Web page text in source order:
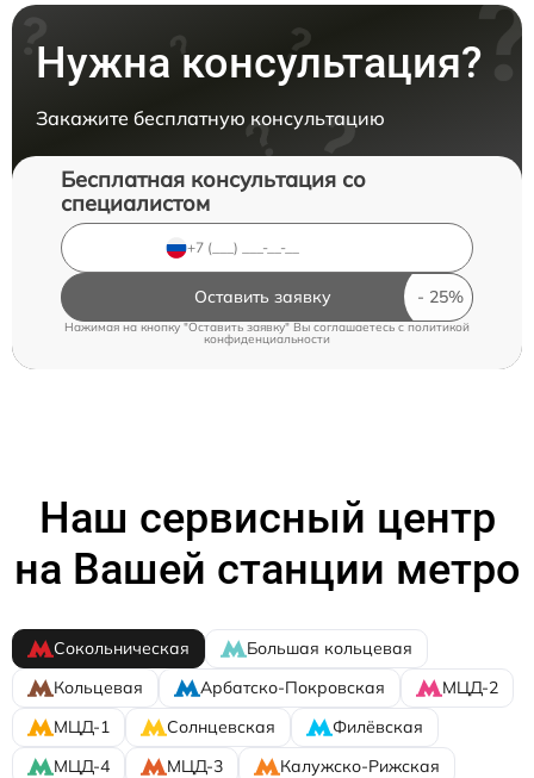
Нужна консультация?
Закажите бесплатную консультацию
Бесплатная консультация со
специалистом
Оставить заявку
Нажимая на кнопку "Оставить заявку" Вы соглашаетесь cполитикой
конфиденциальности
Наш сервисный центр
на Вашей станции метро
Сокольническая
Большая кольцевая
Кольцевая
Арбатско-Покровская
МЦД-2
МЦД-1
Солнцевская
Филёвская
МЦД-4
МЦД-3
Калужско-Рижская